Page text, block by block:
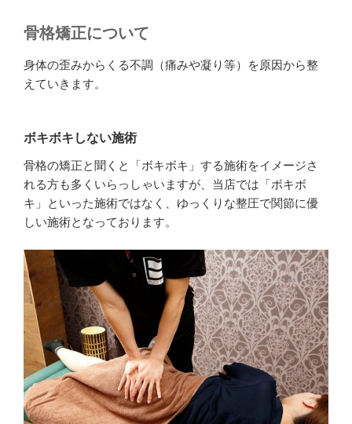
骨格矯正について
身体の歪みからくる不調（痛みや凝り等）を原因から整
えていきます。
ボキボキしない施術
骨格の矯正と聞くと「ボキボキ」する施術をイメージさ
れる方も多くいらっしゃいますが、当店では「ボキボ
キ」といった施術ではなく、ゆっくりな整圧で関節に優
しい施術となっております。